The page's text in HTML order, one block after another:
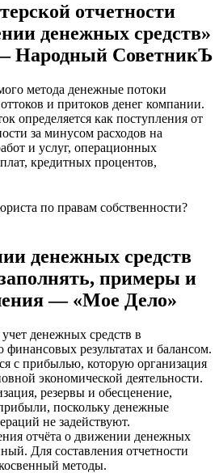
отчетности
денежных средств»
Народный СоветникЪ
метода денежные потоки
и притоков денег компании.
определяется как поступления от
за минусом расходов на
и услуг, операционных
кредитных процентов,
по правам собственности?
денежных средств
примеры и
— «Мое Дело»
денежных средств в
финансовых результатах и балансом.
с прибылью, которую организация
экономической деятельности.
резервы и обесценение,
поскольку денежные
не задействуют.
отчёта о движении денежных
Для составления отчетности
методы.